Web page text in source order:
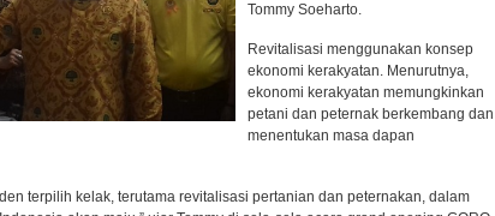
Tommy Soeharto.
Revitalisasi menggunakan konsep
ekonomi kerakyatan. Menurutnya,
ekonomi kerakyatan memungkinkan
petani dan peternak berkembang dan
menentukan masa dapan
terpilih kelak, terutama revitalisasi pertanian dan peternakan, dalam